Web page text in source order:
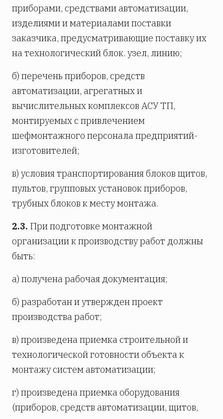
приборами, средствами автоматизации,
изделиями и материалами поставки
заказчика, предусматривающие поставку их
на технологический блок. узел, линию;
б) перечень приборов, средств
автоматизации, агрегатных и
вычислительных комплексов АСУ ТП,
монтируемых с привлечением
шефмонтажного персонала предприятий-
изготовителей;
в) условия транспортирования блоков щитов,
пультов, групповых установок приборов,
трубных блоков к месту монтажа.
2.3. При подготовке монтажной
организации к производству работ должны
быть:
а) получена рабочая документация;
б) разработан и утвержден проект
производства работ;
в) произведена приемка строительной и
технологической готовности объекта к
монтажу систем автоматизации;
г) произведена приемка оборудования
(приборов, средств автоматизации, щитов,